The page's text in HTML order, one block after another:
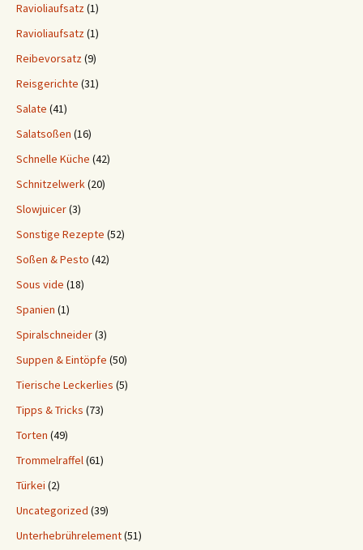
Ravioliaufsatz(1)
Ravioliaufsatz(1)
Reibevorsatz(9)
Reisgerichte (31)
Salate (41)
Salatsoßen (16)
Schnelle Küche (42)
Schnitzelwerk(20)
Slowjuicer(3)
Sonstige Rezepte (52)
Soßen & Pesto (42)
Sous vide (18)
Spanien (1)
Spiralschneider(3)
Suppen & Eintöpfe (50)
Tierische Leckerlies (5)
Tipps & Tricks (73)
Torten (49)
Trommelraffel(61)
Türkei (2)
Uncategorized (39)
Unterhebrührelement(51)